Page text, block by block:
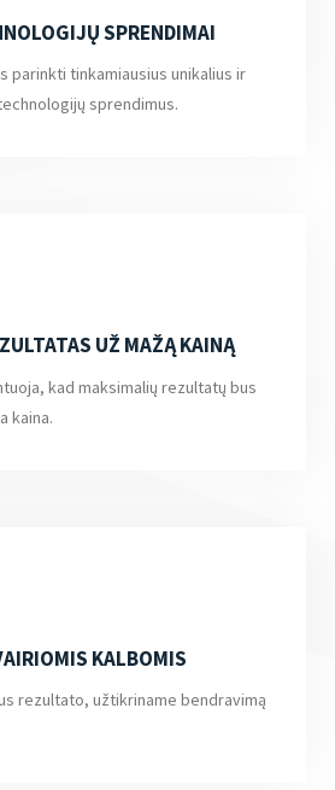
SPRENDIMAI
parinkti tinkamiausius unikalius ir
sprendimus.
UŽ MAŽĄ KAINĄ
kad maksimalių rezultatų bus
kaina.
KALBOMIS
rezultato, užtikriname bendravimą